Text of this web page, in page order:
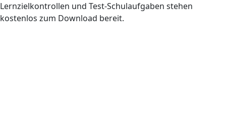
Lernzielkontrollen und Test-Schulaufgaben stehen
kostenlos zum Download bereit.